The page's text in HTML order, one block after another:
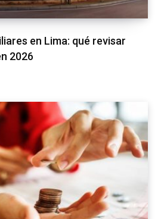
en Lima: qué revisar
2026